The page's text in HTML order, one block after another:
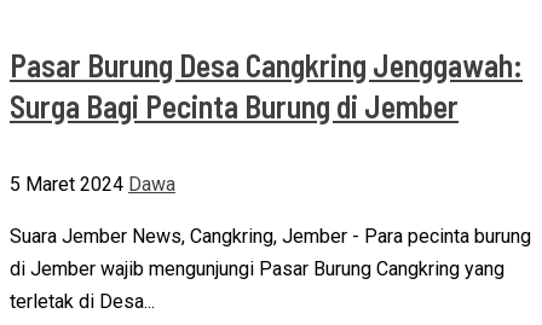
Pasar Burung Desa Cangkring Jenggawah:
Surga Bagi Pecinta Burung di Jember
5 Maret 2024 Dawa
Suara Jember News, Cangkring, Jember - Para pecinta burung
di Jember wajib mengunjungi Pasar Burung Cangkring yang
terletak di Desa...